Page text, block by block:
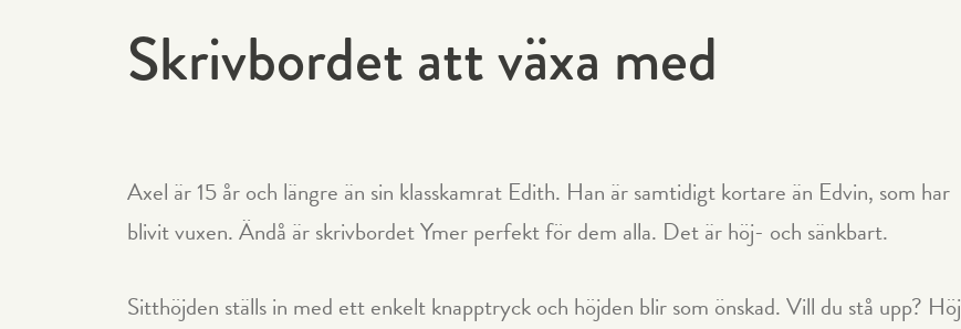
Skrivbordet att växa med
Axel är 15 år och längre än sin klasskamrat Edith. Han är samtidigt kortare än Edvin, som har
blivit vuxen. Ändå är skrivbordet Ymer perfekt för dem alla. Det är höj- och sänkbart.
Sitthöjden ställs in med ett enkelt knapptryck och höjden blir som önskad. Vill du stå upp? Höj